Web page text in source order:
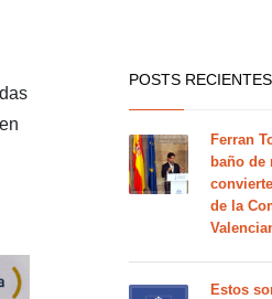
POSTS RECIENTES
Ferran
baño de
de la
Estos